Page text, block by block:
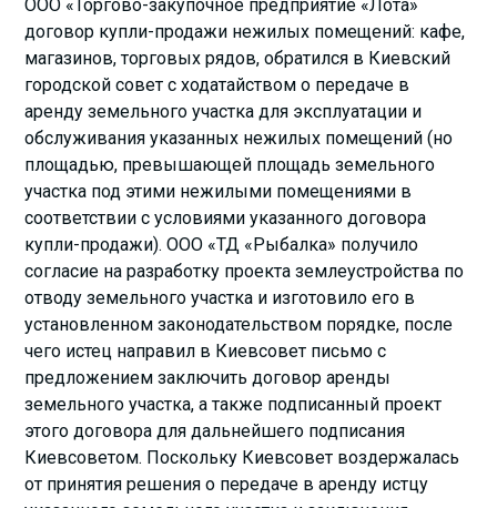
ООО «Торгово-закупочное предприятие «Лота»
договор купли-продажи нежилых помещений: кафе,
магазинов, торговых рядов, обратился в Киевский
городской совет с ходатайством о передаче в
аренду земельного участка для эксплуатации и
обслуживания указанных нежилых помещений (но
площадью, превышающей площадь земельного
участка под этими нежилыми помещениями в
соответствии с условиями указанного договора
купли-продажи). ООО «ТД «Рыбалка» получило
согласие на разработку проекта землеустройства по
отводу земельного участка и изготовило его в
установленном законодательством порядке, после
чего истец направил в Киевсовет письмо с
предложением заключить договор аренды
земельного участка, а также подписанный проект
этого договора для дальнейшего подписания
Киевсоветом. Поскольку Киевсовет воздержалась
от принятия решения о передаче в аренду истцу